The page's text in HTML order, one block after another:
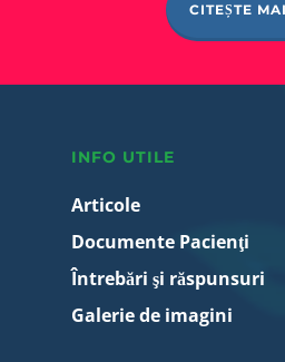
CITEȘTE
INFO UTILE
Articole
Documente Pacienţi
Întrebări şi răspunsuri
Galerie de imagini